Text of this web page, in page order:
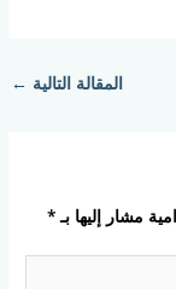
المقالة التالية ←
مشار إليها بـ*